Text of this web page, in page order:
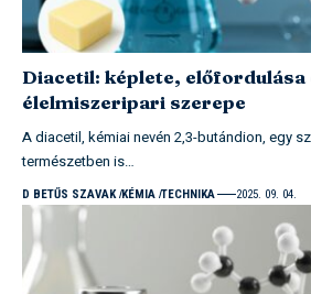
Diacetil: képlete, előfordulása
élelmiszeripari szerepe
A diacetil, kémiai nevén 2,3-butándion, egy
természetben is…
D BETŰS SZAVAK KÉMIA TECHNIKA 2025. 09. 04.